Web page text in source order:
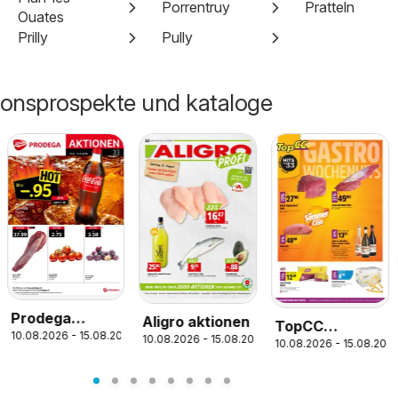
Ouates
Porrentruy
Pratteln
Prilly Pully
und kataloge
Prodega
aktionen
10.08.2026 - 15.08.2026
Aligro aktionen
10.08.2026 - 15.08.2026
TopCC
aktionen
10.08.2026 - 15.08.2026